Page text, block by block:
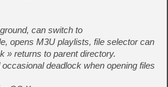
can switch to
opens M3U playlists, file selector can
» returns to parent directory.
deadlock when opening files